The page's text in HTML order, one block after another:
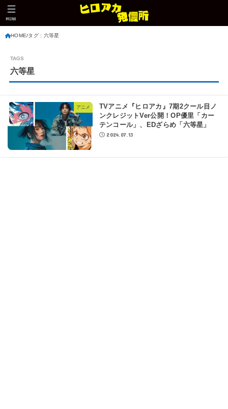
MENU
HOME タグ : 六等星
六等星
アニメ
TVアニメ『ヒロアカ』7期2クール目ノ
ンクレジットVer公開！OP優里「カー
テンコール」、EDざらめ「六等星」
2024.07.13